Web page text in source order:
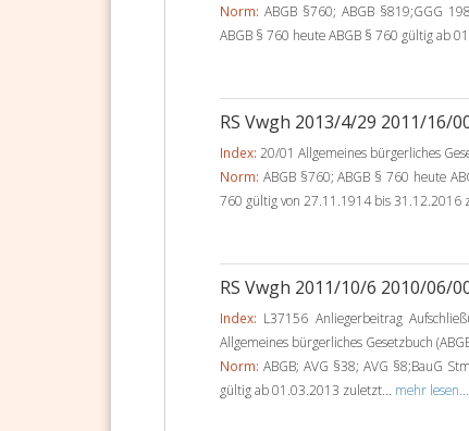
Norm: ABGB §760; ABGB §819;GGG
ABGB § 760 heute ABGB § 760 gültig ab
RS Vwgh 2013/4/29 2011/16/
Index: 20/01 Allgemeines bürgerliches
Norm: ABGB §760; ABGB § 760 heute
760 gültig von 27.11.1914 bis 31.12.2016
RS Vwgh 2011/10/6 2010/06/
Index: L37156 Anliegerbeitrag
Allgemeines bürgerliches Gesetzbuch
Norm: ABGB; AVG §38; AVG §8;BauG
gültig ab 01.03.2013 zuletzt... mehr lesen...